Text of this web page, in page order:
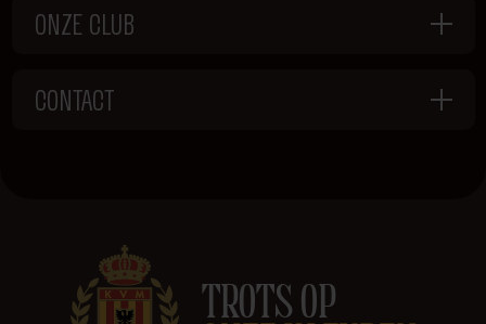
ONZE CLUB
CONTACT
TROTS OP